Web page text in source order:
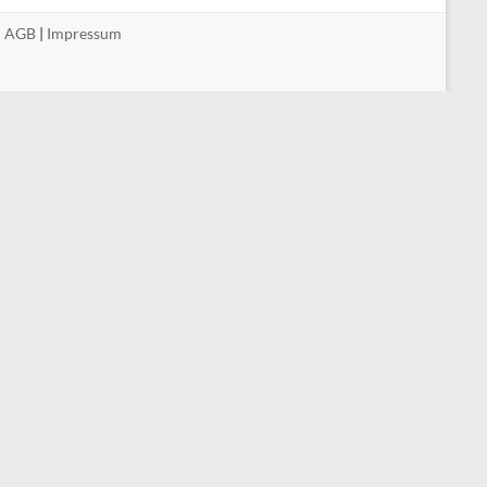
AGB | Impressum